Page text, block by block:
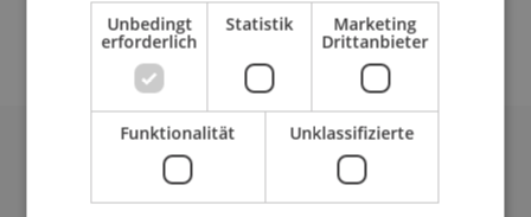
liechtensteinischen Landesverwaltung."
Universität Liechtenstein
Fürst-Franz-Josef-Strasse
Unbedingt
erforderlich
Statistik Marketing
Drittanbieter
Funktionalität Unklassifizierte